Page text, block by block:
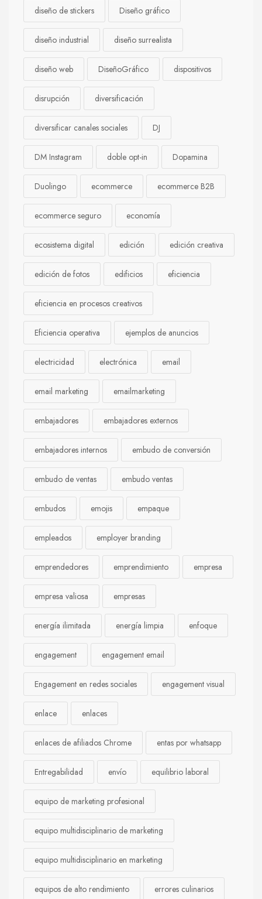
diseño de stickers Diseño gráfico
diseño industrial diseño surrealista
diseño web DiseñoGráfico dispositivos
disrupción diversificación
diversificar canales sociales DJ
DM Instagram doble opt-in Dopamina
Duolingo ecommerce ecommerce B2B
ecommerce seguro economía
ecosistema digital edición edición creativa
edición de fotos edificios eficiencia
eficiencia en procesos creativos
Eficiencia operativa ejemplos de anuncios
electricidad electrónica email
email marketing emailmarketing
embajadores embajadores externos
embajadores internos embudo de conversión
embudo de ventas embudo ventas
embudos emojis empaque
empleados employer branding
emprendedores emprendimiento empresa
empresa valiosa empresas
energía ilimitada energía limpia enfoque
engagement engagement email
Engagement en redes sociales engagement visual
enlace enlaces
enlaces de afiliados Chrome entas por whatsapp
Entregabilidad envío equilibrio laboral
equipo de marketing profesional
equipo multidisciplinario de marketing
equipo multidisciplinario en marketing
equipos de alto rendimiento errores culinarios